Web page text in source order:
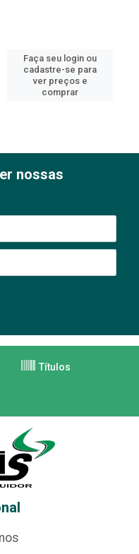
Faça seu login ou
cadastre-se para
ver preços e
comprar
nossas
Títulos